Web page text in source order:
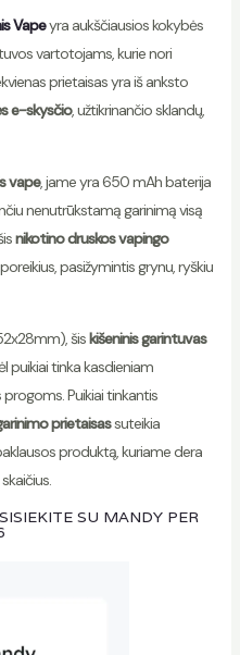
Vapeyra aukščiausios kokybės
vartotojams, kurie nori
prietaisas yra iš anksto
e-skysčio, užtikrinančio sklandų,
vape, jame yra 650 mAh baterija
nenutrūkstamą garinimą visą
nikotino druskos vapingo
pasižymintis grynu, ryškiu
šiskišeninis garintuvas
puikiai tinka kasdieniam
Puikiai tinkantis
prietaisassuteikia
produktą, kuriame dera
SU MANDY PER